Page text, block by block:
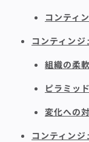
コンティ
コンティン
組織の柔
ピラミッ
変化への
コンティン